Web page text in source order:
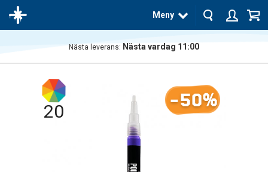
Meny
Nästa leverans: Nästa vardag 11:00
20
-50%